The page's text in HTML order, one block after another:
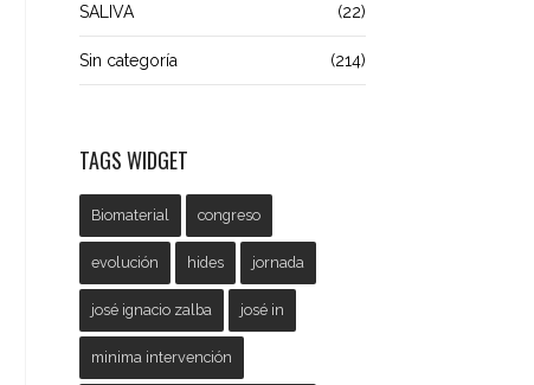
SALIVA (22)
Sin categoría (214)
TAGS WIDGET
Biomaterial congreso
evolución hides jornada
josé ignacio zalba josé in
minima intervención